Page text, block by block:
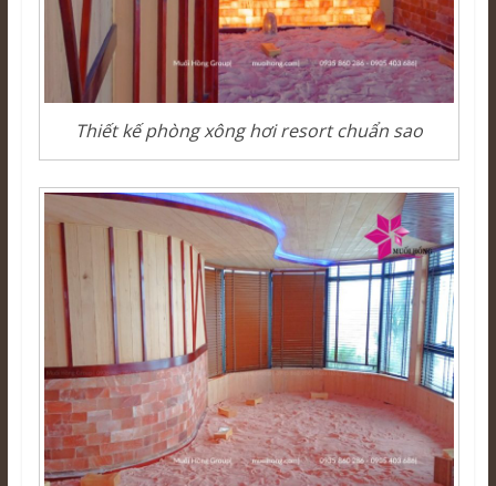
Thiết kế phòng xông hơi resort chuẩn sao